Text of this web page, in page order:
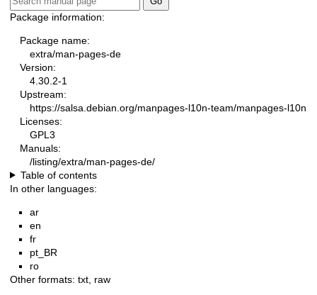
Package information:
Package name:
extra/man-pages-de
Version:
4.30.2-1
Upstream:
https://salsa.debian.org/manpages-l10n-team/manpages-l10n
Licenses:
GPL3
Manuals:
/listing/extra/man-pages-de/
Table of contents
In other languages:
ar
en
fr
pt_BR
ro
Other formats: txt raw